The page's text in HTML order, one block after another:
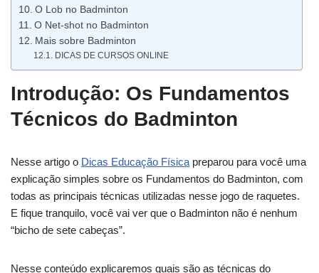
O Lob no Badminton
O Net-shot no Badminton
Mais sobre Badminton
DICAS DE CURSOS ONLINE
Introdução: Os Fundamentos
Técnicos do Badminton
Nesse artigo o Dicas Educação Física preparou para você uma
explicação simples sobre os Fundamentos do Badminton, com
todas as principais técnicas utilizadas nesse jogo de raquetes.
E fique tranquilo, você vai ver que o Badminton não é nenhum
“bicho de sete cabeças”.
Nesse conteúdo explicaremos quais são as técnicas do